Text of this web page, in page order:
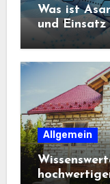
Was ist
und
Allgemein